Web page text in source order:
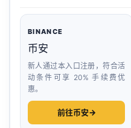
BINANCE
币安
新人通过本入口注册，符合活
动条件可享 20% 手续费优
惠。
前往币安→